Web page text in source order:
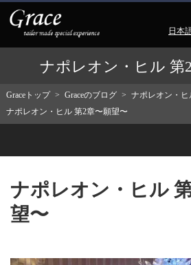
日本
ナポレオン・ヒル 第
Graceトップ Graceのブログ
ナポレオン・ヒ
ナポレオン・ヒル 第2章〜願望〜
ナポレオン・ヒル
望〜